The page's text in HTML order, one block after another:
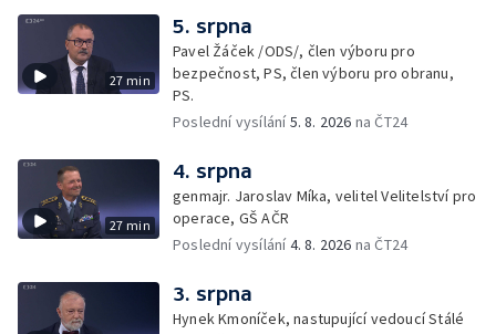
27 min
5. srpna
Pavel Žáček /ODS/, člen výboru pro
bezpečnost, PS, člen výboru pro obranu,
PS.
Poslední vysílání5. 8. 2026 na ČT24
27 min
4. srpna
genmajr. Jaroslav Míka, velitel Velitelství pro
operace, GŠ AČR
Poslední vysílání4. 8. 2026 na ČT24
3. srpna
Hynek Kmoníček, nastupující vedoucí Stálé